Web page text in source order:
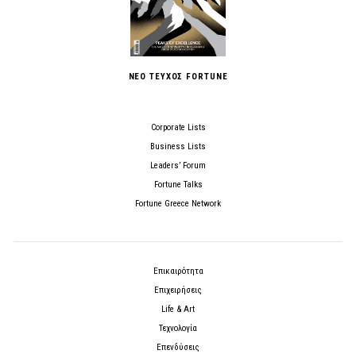
ΝΕΟ ΤΕΥΧΟΣ FORTUNE
Corporate Lists
Business Lists
Leaders’ Forum
Fortune Talks
Fortune Greece Network
Επικαιρότητα
Επιχειρήσεις
Life & Art
Τεχνολογία
Επενδύσεις